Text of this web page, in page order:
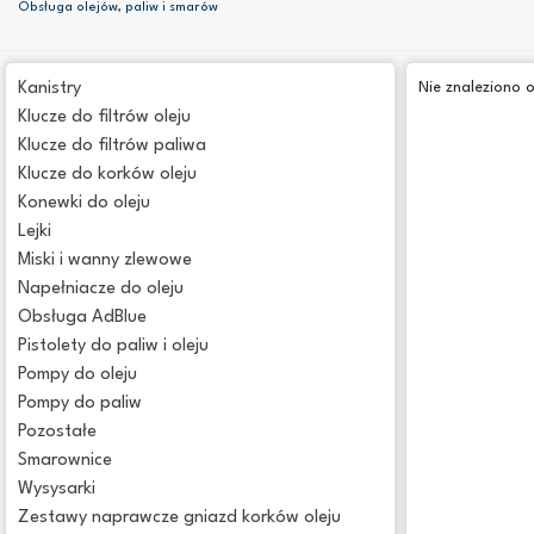
Obsługa olejów, paliw i smarów
Kanistry
Klucze do filtrów oleju
Klucze do filtrów paliwa
Klucze do korków oleju
Konewki do oleju
Lejki
Miski i wanny zlewowe
Napełniacze do oleju
Obsługa AdBlue
Pistolety do paliw i oleju
Pompy do oleju
Pompy do paliw
Pozostałe
Smarownice
Wysysarki
Zestawy naprawcze gniazd korków oleju
Nie znaleziono